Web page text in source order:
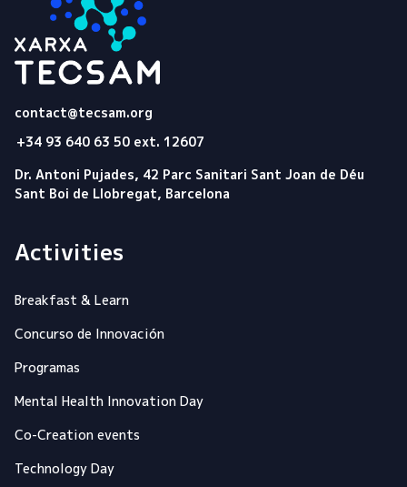
contact@tecsam.org
+34 93 640 63 50 ext. 12607
Dr. Antoni Pujades, 42 Parc Sanitari Sant Joan de Déu
Sant Boi de Llobregat, Barcelona
Activities
Breakfast & Learn
Concurso de Innovación
Programas
Mental Health Innovation Day
Co-Creation events
Technology Day